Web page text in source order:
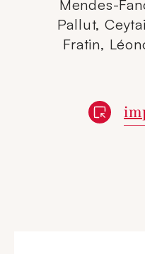
Mendes-
Pallut,
Fratin,